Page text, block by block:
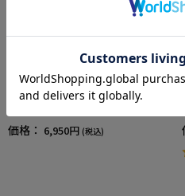
全3色
【YOKUNERU】リカバリーウェア男女兼用半
MIX(R)【一般医療機器】SS～LLサイズ
価格： 6,950円 (税込)